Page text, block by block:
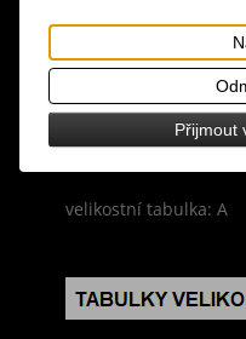
design: vrchní vrstva
vzorem, spodní
vzadu zapínání na
pásek
velikostní tabulka: A
Přijmout